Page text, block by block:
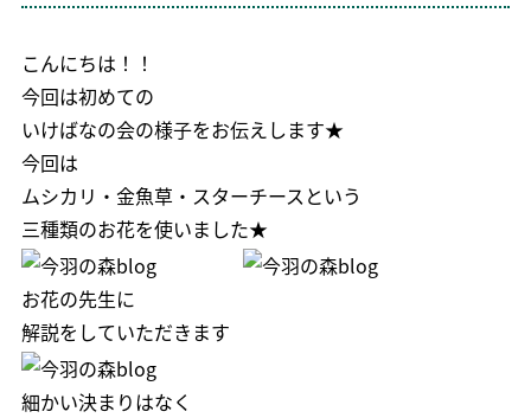
こんにちは！！
今回は初めての
いけばなの会の様子をお伝えします★
今回は
ムシカリ・金魚草・スターチースという
三種類のお花を使いました★
お花の先生に
解説をしていただきます
細かい決まりはなく